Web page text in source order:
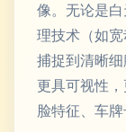
像。无论是
理技术（如
捕捉到清晰
更具可视性
脸特征、车牌